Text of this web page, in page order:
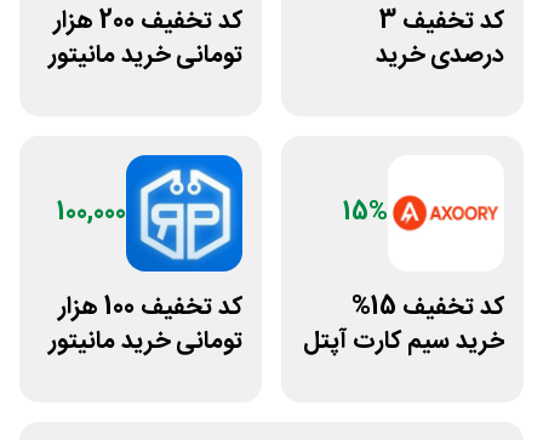
کد تخفیف 3
درصدی خرید
کد تخفیف 200 هزار
تومانی خرید مانیتور
15%
کد تخفیف 15%
خرید سیم کارت آپتل
100,000
کد تخفیف 100 هزار
تومانی خرید مانیتور